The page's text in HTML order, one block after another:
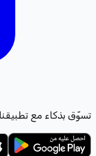
تسوّق بذكاء مع